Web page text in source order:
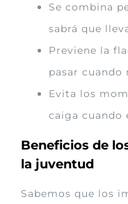
Se combina
sabrá que
Previene la
pasar cuando
Evita los
caiga cuando
Beneficios de
la juventud
Sabemos que los